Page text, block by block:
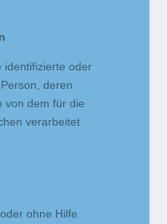
identifizierte oder
deren
von dem für die
verarbeitet
ohne Hilfe